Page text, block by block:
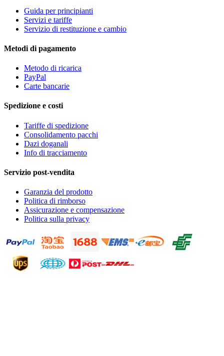
Guida per principianti
Servizi e tariffe
Servizio di restituzione e cambio
Metodi di pagamento
Metodo di ricarica
PayPal
Carte bancarie
Spedizione e costi
Tariffe di spedizione
Consolidamento pacchi
Dazi doganali
Info di tracciamento
Servizio post-vendita
Garanzia del prodotto
Politica di rimborso
Assicurazione e compensazione
Politica sulla privacy